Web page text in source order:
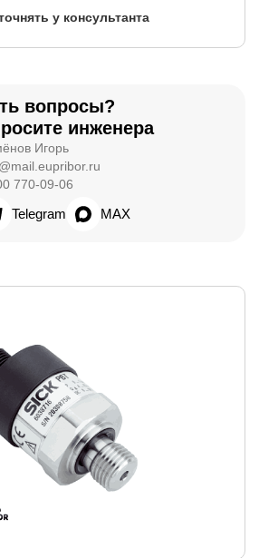
у консультанта
вопросы?
инженера
Игорь
770-09-06
Telegram MAX